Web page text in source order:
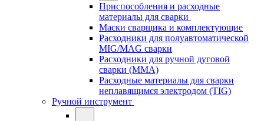
Приспособления и расходные
материалы для сварки
Маски сварщика и комплектующие
Расходники для полуавтоматической
MIG/MAG сварки
Расходники для ручной дуговой
сварки (MMA)
Расходные материалы для сварки
неплавящимся электродом (TIG)
Ручной инструмент